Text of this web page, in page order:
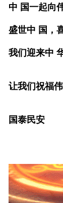
中 国一起向
盛世中 国，
我们迎来中
让我们祝福
国泰民安